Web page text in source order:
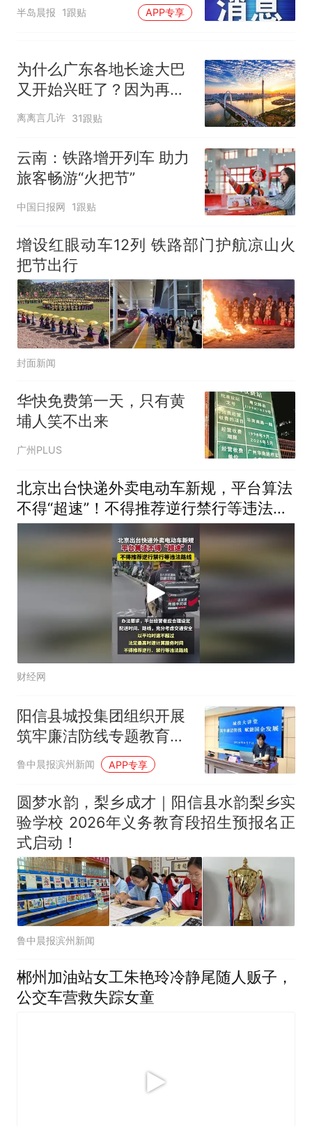
半岛晨报 1跟贴 APP专享
为什么广东各地长途大巴
又开始兴旺了？因为再也
不用坐水鱼号了
离离言几许 31跟贴
云南：铁路增开列车 助力
旅客畅游“火把节”
中国日报网 1跟贴
增设红眼动车12列 铁路部门护航凉山火
把节出行
封面新闻
华快免费第一天，只有黄
埔人笑不出来
广州PLUS
北京出台快递外卖电动车新规，平台算法
不得“超速”！不得推荐逆行禁行等违法路
线
财经网
阳信县城投集团组织开展
筑牢廉洁防线专题教育培
训
鲁中晨报滨州新闻 APP专享
圆梦水韵，梨乡成才｜阳信县水韵梨乡实
验学校 2026年义务教育段招生预报名正
式启动！
鲁中晨报滨州新闻
郴州加油站女工朱艳玲冷静尾随人贩子，
公交车营救失踪女童